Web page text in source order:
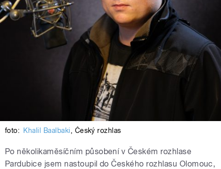
foto: Khalil Baalbaki, Český rozhlas
Po několikaměsíčním působení v Českém rozhlase
Pardubice jsem nastoupil do Českého rozhlasu Olomouc,